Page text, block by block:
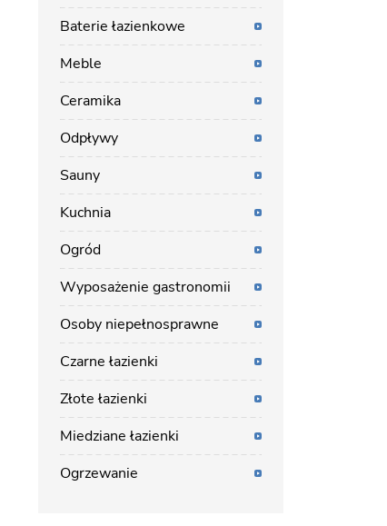
Baterie łazienkowe
Meble
Ceramika
Odpływy
Sauny
Kuchnia
Ogród
Wyposażenie gastronomii
Osoby niepełnosprawne
Czarne łazienki
Złote łazienki
Miedziane łazienki
Ogrzewanie